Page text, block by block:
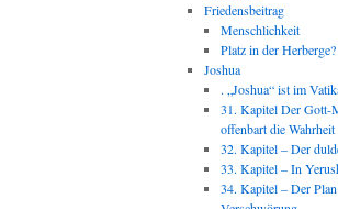
Friedensbeitrag
Menschlichkeit
Platz in der Herberge?
Joshua
. „Joshua“ ist im
31. Kapitel Der Gott-
offenbart die Wahrheit
32. Kapitel – Der
33. Kapitel – In
34. Kapitel – Der